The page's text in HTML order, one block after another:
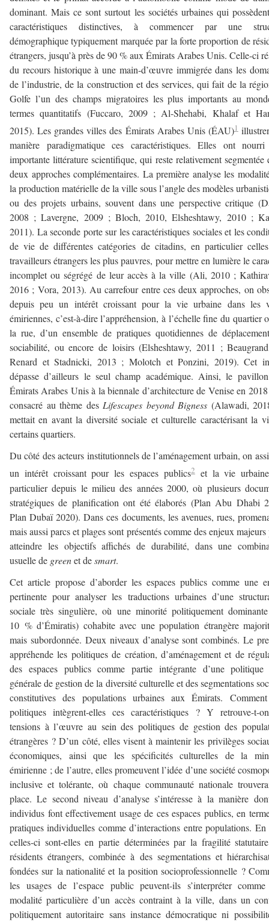
dominant. Mais ce sont surtout les sociétés urbaines qui
caractéristiques distinctives, à commencer par une
démographique typiquement marquée par la forte proportion de
étrangers, jusqu’à près de 90 % aux Émirats Arabes Unis. Celle-ci
du recours historique à une main-d’œuvre immigrée dans les
de l’industrie, de la construction et des services, qui fait de la
Golfe l’un des champs migratoires les plus importants au
termes quantitatifs (Fuccaro, 2009 ; Al-Shehabi, Khalaf et
2015). Les grandes villes des Émirats Arabes Unis (ÉAU)1
manière paradigmatique ces caractéristiques. Elles ont
importante littérature scientifique, qui reste relativement segmentée
deux approches complémentaires. La première analyse les
la production matérielle de la ville sous l’angle des modèles
ou des projets urbains, souvent dans une perspective critique
2008 ; Lavergne, 2009 ; Bloch, 2010, Elsheshtawy, 2010 ;
2011). La seconde porte sur les caractéristiques sociales et les
de vie de différentes catégories de citadins, en particulier
travailleurs étrangers les plus pauvres, pour mettre en lumière le
incomplet ou ségrégé de leur accès à la ville (Ali, 2010 ;
2016 ; Vora, 2013). Au carrefour entre ces deux approches, on
depuis peu un intérêt croissant pour la vie urbaine dans les
émiriennes, c’est-à-dire l’appréhension, à l’échelle fine du quartier
la rue, d’un ensemble de pratiques quotidiennes de
sociabilité, ou encore de loisirs (Elsheshtawy, 2011 ;
Renard et Stadnicki, 2013 ; Molotch et Ponzini, 2019). Cet
dépasse d’ailleurs le seul champ académique. Ainsi, le
Émirats Arabes Unis à la biennale d’architecture de Venise en
consacré au thème desLifescapes beyond Bigness (Alawadi,
mettait en avant la diversité sociale et culturelle caractérisant la
certains quartiers.
Du côté des acteurs institutionnels de l’aménagement urbain, on
un intérêt croissant pour les espaces publics2et la vie
particulier depuis le milieu des années 2000, où plusieurs
stratégiques de planification ont été élaborés (Plan Abu Dhabi
Plan Dubaï 2020). Dans ces documents, les avenues, rues,
mais aussi parcs et plages sont présentés comme des enjeux
atteindre les objectifs affichés de durabilité, dans une
usuelle de greenet desmart.
Cet article propose d’aborder les espaces publics comme une
pertinente pour analyser les traductions urbaines d’une
sociale très singulière, où une minorité politiquement
10 % d’Émiratis) cohabite avec une population étrangère
mais subordonnée. Deux niveaux d’analyse sont combinés. Le
appréhende les politiques de création, d’aménagement et de
des espaces publics comme partie intégrante d’une politique
générale de gestion de la diversité culturelle et des segmentations
constitutives des populations urbaines aux Émirats.
politiques intègrent-elles ces caractéristiques ? Y retrouve-t-
tensions à l’œuvre au sein des politiques de gestion des
étrangères ? D’un côté, elles visent à maintenir les privilèges
économiques, ainsi que les spécificités culturelles de la
émirienne ; de l’autre, elles promeuvent l’idée d’une société
inclusive et tolérante, où chaque communauté nationale
place. Le second niveau d’analyse s’intéresse à la manière
individus font effectivement usage de ces espaces publics, en
pratiques individuelles comme d’interactions entre populations.
celles-ci sont-elles en partie déterminées par la fragilité
résidents étrangers, combinée à des segmentations et
fondées sur la nationalité et la position socioprofessionnelle ?
les usages de l’espace public peuvent-ils s’interpréter
modalité particulière d’un accès contraint à la ville, dans un
politiquement autoritaire sans instance démocratique ni